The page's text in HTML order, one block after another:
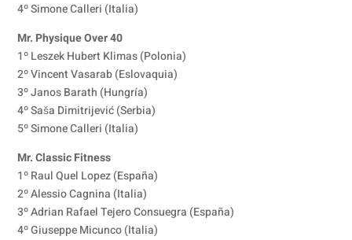
4º Simone Calleri (Italia)
Mr. Physique Over 40
1º Leszek Hubert Klimas (Polonia)
2º Vincent Vasarab (Eslovaquia)
3º Janos Barath (Hungría)
4º Saša Dimitrijević (Serbia)
5º Simone Calleri (Italia)
Mr. Classic Fitness
1º Raul Quel Lopez (España)
2º Alessio Cagnina (Italia)
3º Adrian Rafael Tejero Consuegra (España)
4º Giuseppe Micunco (Italia)